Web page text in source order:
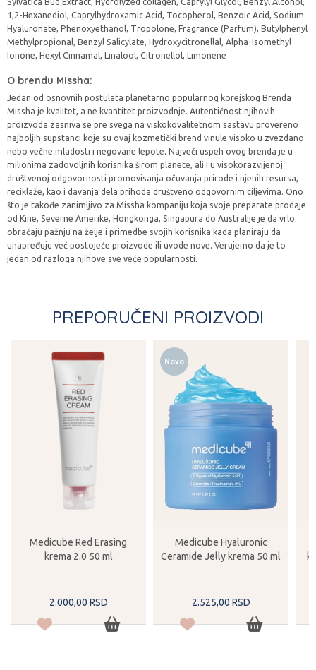
1,2-Hexanediol, Caprylhydroxamic Acid, Tocopherol, Benzoic Acid, Sodium
Hyaluronate, Phenoxyethanol, Tropolone, Fragrance (Parfum), Butylphenyl
Methylpropional, Benzyl Salicylate, Hydroxycitronellal, Alpha-Isomethyl
Ionone, Hexyl Cinnamal, Linalool, Citronellol, Limonene
O brendu Missha:
Jedan od osnovnih postulata planetarno popularnog korejskog Brenda
Missha je kvalitet, a ne kvantitet proizvodnje. Autentičnost njihovih
proizvoda zasniva se pre svega na viskokovalitetnom sastavu provereno
najboljih supstanci koje su ovaj kozmetički brend vinule visoko u zvezdano
nebo večne mladosti i negovane lepote. Najveći uspeh ovog brenda je u
milionima zadovoljnih korisnika širom planete, ali i u visokorazvijenoj
društvenoj odgovornosti promovisanja očuvanja prirode i njenih resursa,
reciklaže, kao i davanja dela prihoda društveno odgovornim ciljevima. Ono
što je takođe zanimljivo za Missha kompaniju koja svoje preparate prodaje
od Kine, Severne Amerike, Hongkonga, Singapura do Australije je da vrlo
obraćaju pažnju na želje i primedbe svojih korisnika kada planiraju da
unapređuju već postojeće proizvode ili uvode nove. Verujemo da je to
jedan od razloga njihove sve veće popularnosti.
PREPORUČENI PROIZVODI
Medicube Red Erasing
krema 2.0 50 ml
2.000,00 RSD
Novo
Medicube Hyaluronic
Ceramide Jelly krema 50 ml
2.525,00 RSD